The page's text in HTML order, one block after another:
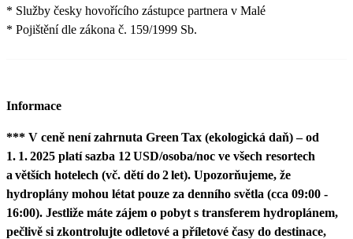
* Služby česky hovořícího zástupce partnera v Malé
* Pojištění dle zákona č. 159/1999 Sb.
Informace
*** V ceně není zahrnuta Green Tax (ekologická daň) – od
1. 1. 2025 platí sazba 12 USD/osoba/noc ve všech resortech
a větších hotelech (vč. dětí do 2 let). Upozorňujeme, že
hydroplány mohou létat pouze za denního světla (cca 09:00 -
16:00). Jestliže máte zájem o pobyt s transferem hydroplánem,
pečlivě si zkontrolujte odletové a příletové časy do destinace,